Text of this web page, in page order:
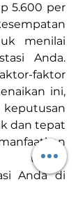
5.600 per
menilai
Anda.
faktor
ini,
dan tepat
untuk
Anda di